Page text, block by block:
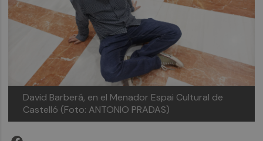
David Barberá, en el Menador Espai Cultural de
Castelló (Foto: ANTONIO PRADAS)